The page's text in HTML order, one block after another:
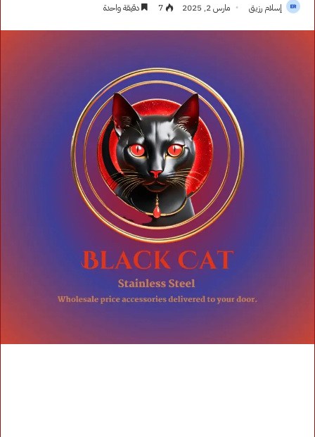
إسلام رزيق مارس 2, 2025 7 دقيقة واحدة